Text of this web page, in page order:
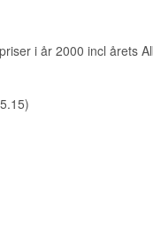
i år 2000 incl årets